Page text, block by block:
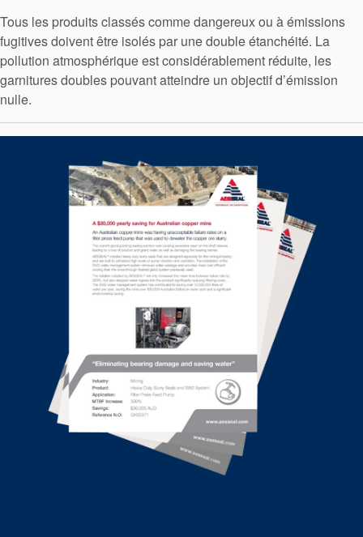
Tous les produits classés comme dangereux ou à émissions
fugitives doivent être isolés par une double étanchéité. La
pollution atmosphérique est considérablement réduite, les
garnitures doubles pouvant atteindre un objectif d’émission
nulle.